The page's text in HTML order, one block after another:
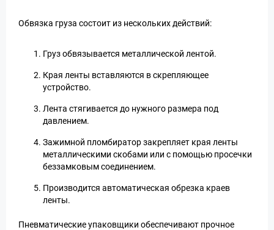
Обвязка груза состоит из нескольких действий:
Груз обвязывается металлической лентой.
Края ленты вставляются в скрепляющее
устройство.
Лента стягивается до нужного размера под
давлением.
Зажимной пломбиратор закрепляет края ленты
металлическими скобами или с помощью просечки
беззамковым соединением.
Производится автоматическая обрезка краев
ленты.
Пневматические упаковщики обеспечивают прочное